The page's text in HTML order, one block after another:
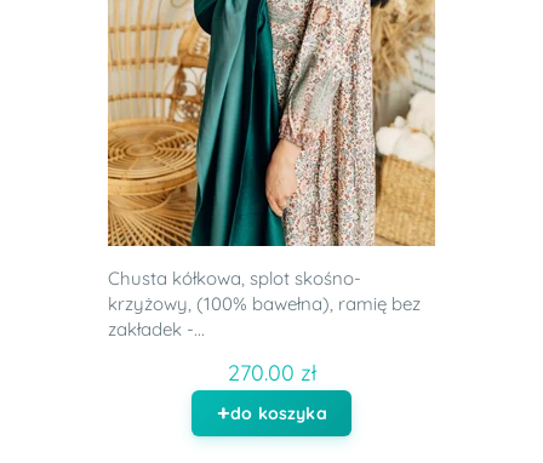
Chusta kółkowa, splot skośno-
krzyżowy, (100% bawełna), ramię bez
zakładek -...
270.00 zł
do koszyka